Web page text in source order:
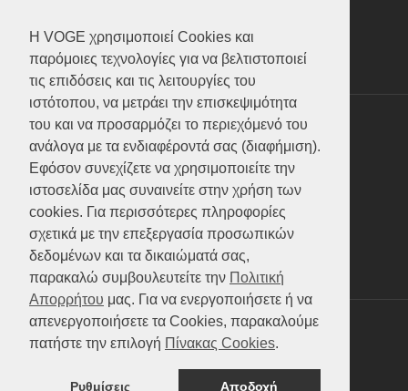
Η VOGE χρησιμοποιεί Cookies και
παρόμοιες τεχνολογίες για να βελτιστοποιεί
τις επιδόσεις και τις λειτουργίες του
ιστότοπου, να μετράει την επισκεψιμότητα
του και να προσαρμόζει το περιεχόμενό του
ανάλογα με τα ενδιαφέροντά σας (διαφήμιση).
Εφόσον συνεχίζετε να χρησιμοποιείτε την
ιστοσελίδα μας συναινείτε στην χρήση των
cookies. Για περισσότερες πληροφορίες
σχετικά με την επεξεργασία προσωπικών
δεδομένων και τα δικαιώματά σας,
παρακαλώ συμβουλευτείτε την Πολιτική
Απορρήτου μας. Για να ενεργοποιήσετε ή να
απενεργοποιήσετε τα Cookies, παρακαλούμε
πατήστε την επιλογή Πίνακας Cookies.
Ρυθμίσεις Αποδοχή
Scooter
ATV (Loncin)
ΥΠΗΡΕΣΙΕΣ
Test ride
Επικοινωνία
Service
Κατάλογος
FAQ
SOCIAL MEDIA